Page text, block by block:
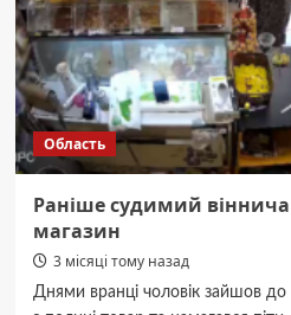
Область
Раніше судимий
магазин
3 місяці тому назад
Днями вранці чоловік зайшов до